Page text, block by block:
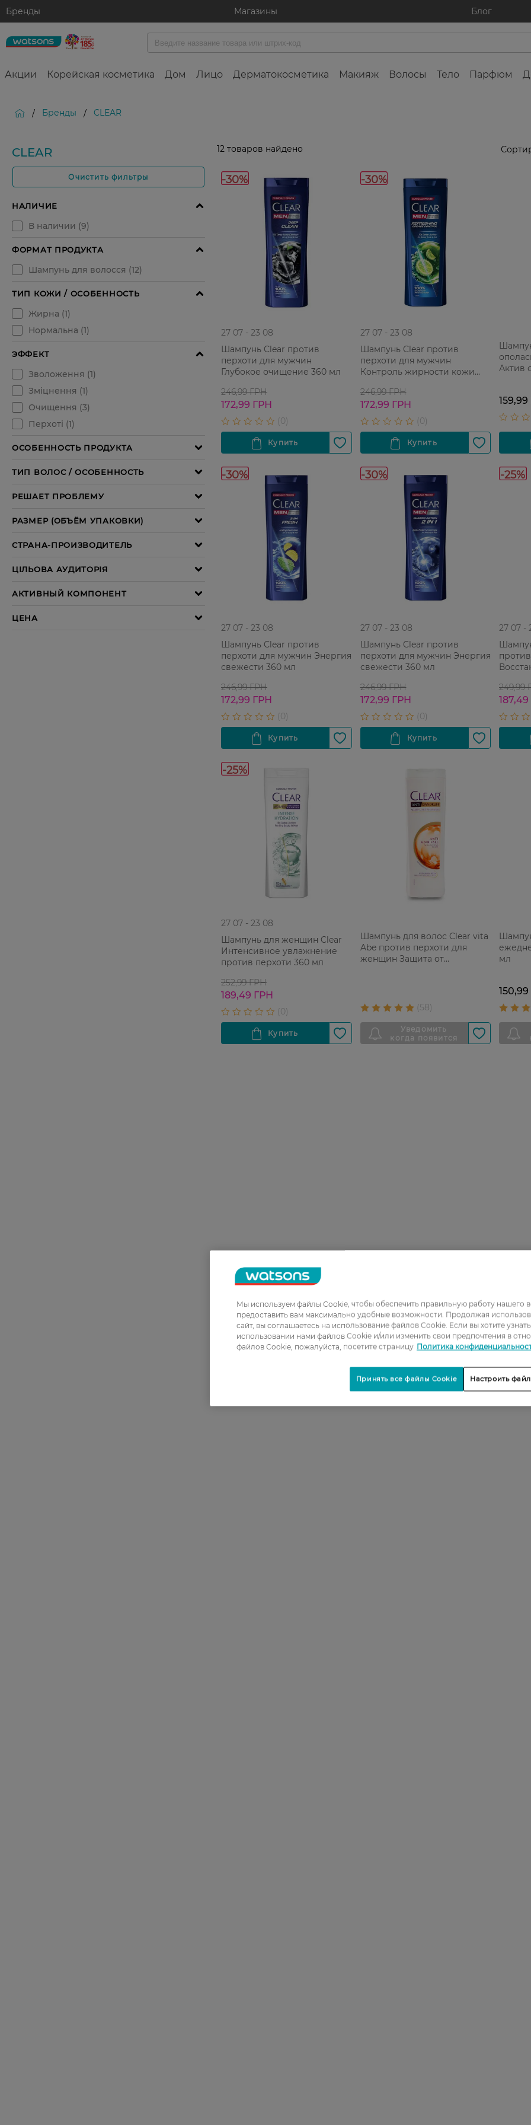
Бренды Магазины Блог
Акции Корейская косметика Дом Лицо Дерматокосметика Макияж Волосы Тело Парфюм
/ Бренды / CLEAR
CLEAR
Очистить фильтры
12 товаров найдено
-30%
27 07 - 23 08
Шампунь Clear против
перхоти для мужчин
Глубокое очищение 360 мл
246,99 ГРН
172,99 ГРН
-30%
27 07 - 23 08
Шампунь Clear против
перхоти для мужчин
Контроль жирности кожи
246,99 ГРН
172,99 ГРН
Актив
-30%
27 07 - 23 08
Шампунь Clear против
перхоти для мужчин Энергия
свежести 360 мл
246,99 ГРН
172,99 ГРН
-30%
27 07 - 23 08
Шампунь Clear против
перхоти для мужчин Энергия
свежести 360 мл
246,99 ГРН
172,99 ГРН
-25%
27 07 -
249,99
-25%
27 07 - 23 08
Шампунь для женщин Clear
Интенсивное увлажнение
против перхоти 360 мл
252,99 ГРН
189,49 ГРН
Шампунь для волос Clear vita
Abe против перхоти для
женщин Защита от
мл
Мы используем файлы Cookie, чтобы обеспечить правильную работу нашего
предоставить вам максимально удобные возможности. Продолжая
сайт, вы соглашаетесь на использование файлов Cookie. Если вы хотите
использовании нами файлов Cookie и/или изменить свои предпочтения в
файлов Cookie, пожалуйста, посетите страницу Политика
Настроить
Принять все файлы Cookie